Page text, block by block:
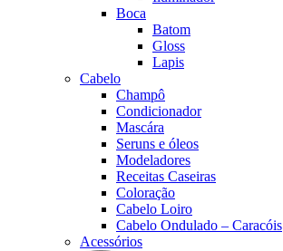
Boca
Batom
Gloss
Lapis
Cabelo
Champô
Condicionador
Mascára
Seruns e óleos
Modeladores
Receitas Caseiras
Coloração
Cabelo Loiro
Cabelo Ondulado – Caracóis
Acessórios